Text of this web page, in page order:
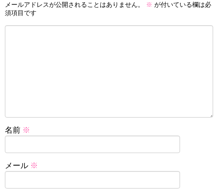
メールアドレスが公開されることはありません。 ※ が付いている欄は必
須項目です
名前 ※
メール ※